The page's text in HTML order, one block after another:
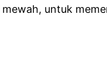
untuk